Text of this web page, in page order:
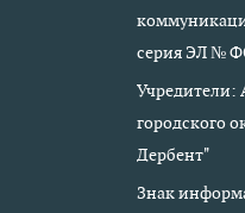
серия ЭЛ №
Учредители:
городского
Дербент"
Знак